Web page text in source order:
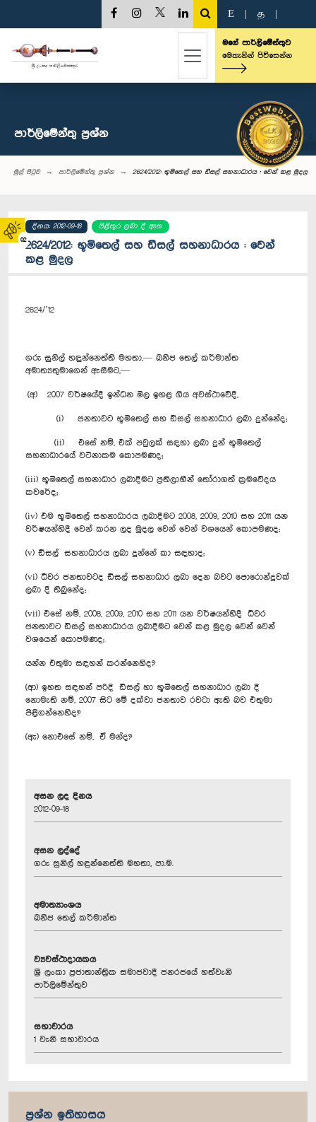
02
E த
මගේ පාර්ලිමේන්තුව
මෙතැනින් පිවිසෙන්න
පාර්ලි‌මේන්තු‌ ප්‍රශ්න
මුල් පිටුව පාර්ලි‌මේන්තු‌ ප්‍රශ්න 2624/2012: භූමිතෙල් සහ ඩීසල් සහනාධාරය : වෙන් කළ මුදල
දිනය: 2012-09-18 පිළිතුර ලබා දී ඇත
2624/2012: භූමිතෙල් සහ ඩීසල් සහනාධාරය : වෙන්
කළ මුදල
2624/’12
ගරු සුනිල් හඳුන්නෙත්ති මහතා,— ඛනිජ ‍තෙල් කර්මාන්ත
අමාත්‍යතුමාගෙන් ඇසීමට,—
(අ) 2007 වර්ෂයේදී ඉන්ධන මිල ඉහළ ගිය අවස්ථාවේදී,
(i) ජනතාවට භූමිතෙල් සහ ඩීසල් සහනාධාර ලබා දුන්නේද;
(ii) එසේ නම්, එක් පවුලක් සඳහා ලබා දුන් භූමි‍තෙල්
සහනාධාරයේ වටිනාකම කොපමණද;
(iii) භූමිතෙල් සහනාධාර ලබාදීමට ප්‍රතිලාභීන් තෝරාගත් ක්‍රමවේදය
කවරේද;
(iv) එම භූමිතෙල් සහනාධාරය ලබාදීමට 2008, 2009, 2010 සහ 2011 යන
වර්ෂයන්හිදී වෙන් කරන ලද මුදල වෙන් වෙන් වශයෙන් කොපමණද;
(v) ඩීසල් සහනාධාරය ලබා දුන්නේ කා සඳහාද;
(vi) ධීවර ජනතාවටද ඩීසල් සහනාධාර ලබා දෙන බවට පොරොන්දුවක්
ලබා දී තිබුනේද;
(vii) එසේ නම්, 2008, 2009, 2010 සහ 2011 යන වර්ෂයන්හිදී ධීවර
ජනතාවට ඩීසල් සහනාධාරය ලබාදීමට වෙන් කළ මුදල වෙන් වෙන්
වශයෙන් කොපමණද;
යන්න එතුමා සඳහන් කරන්නෙහිද?
(ආ) ඉහත සඳහන් පරිදි ඩීසල් හා භූමිතෙල් සහනාධාර ලබා දී
නොමැති නම්, 2007 සිට මේ දක්වා ජනතාව රවටා ඇති බව එතුමා
පිළිගන්නෙහිද?
(ඇ) නොඑසේ නම්, ඒ මන්ද?
අසන ලද දිනය
2012-09-18
අසන ලද්දේ
ගරු සුනිල් හඳුන්නෙත්ති මහතා, පා.ම.
අමාත්‍යාංශය
ඛනිජ තෙල් කර්මාන්ත
ව්‍යවස්ථාදායකය
ශ්‍රී ලංකා ප්‍රජාතාන්ත්‍රික සමාජවාදී ජනරජයේ හත්වැනි
පාර්ලිමේන්තුව
සභාවාරය
1 වැනි සභාවාරය
ප්‍රශ්න ඉතිහාසය